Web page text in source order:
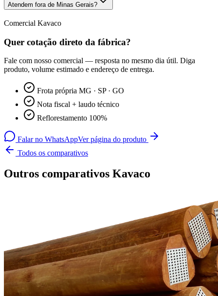
Atendem fora de Minas Gerais?
Comercial Kavaco
Quer cotação direto da fábrica?
Fale com nosso comercial — resposta no mesmo dia útil. Diga
produto, volume estimado e endereço de entrega.
Frota própria MG · SP · GO
Nota fiscal + laudo técnico
Reflorestamento 100%
Falar no WhatsAppVer página do produto
Todos os comparativos
Outros comparativos Kavaco